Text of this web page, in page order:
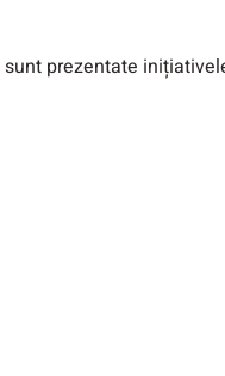
prezentate